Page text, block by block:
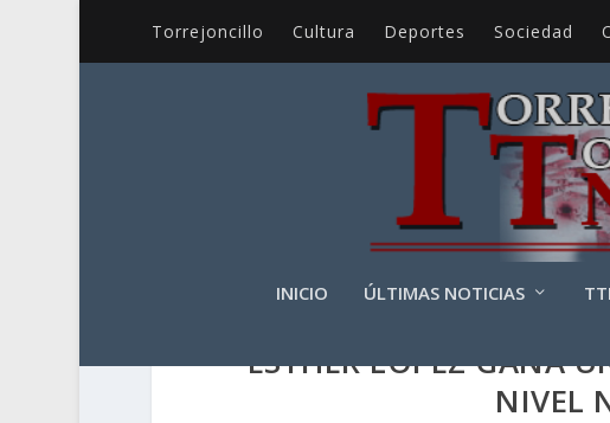
Torrejoncillo Cultura Deportes Sociedad
INICIO ÚLTIMAS NOTICIAS
ESTHER LÓPEZ GANA
NIVEL